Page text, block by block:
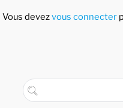
Vous devezvous connecter